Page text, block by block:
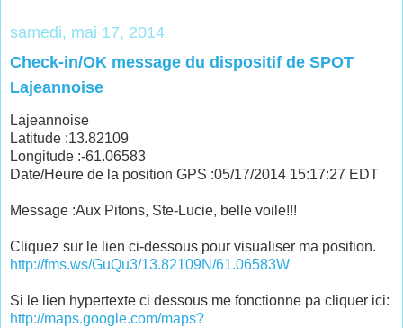
samedi, mai 17, 2014
Check-in/OK message du dispositif de SPOT
Lajeannoise
Lajeannoise
Latitude :13.82109
Longitude :-61.06583
Date/Heure de la position GPS :05/17/2014 15:17:27 EDT
Message :Aux Pitons, Ste-Lucie, belle voile!!!
Cliquez sur le lien ci-dessous pour visualiser ma position.
http://fms.ws/GuQu3/13.82109N/61.06583W
Si le lien hypertexte ci dessous me fonctionne pa cliquer ici:
http://maps.google.com/maps?